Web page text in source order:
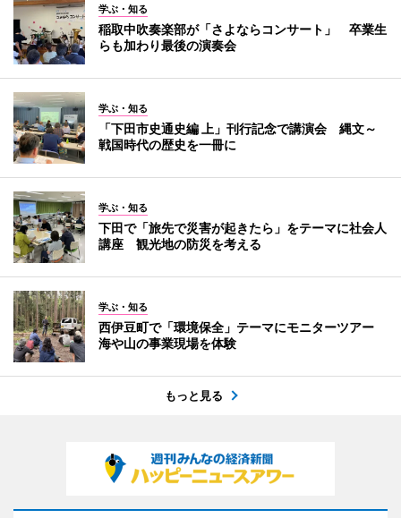
学ぶ・知る
稲取中吹奏楽部が「さよならコンサート」 卒業生
らも加わり最後の演奏会
学ぶ・知る
「下田市史通史編 上」刊行記念で講演会 縄文～
戦国時代の歴史を一冊に
学ぶ・知る
下田で「旅先で災害が起きたら」をテーマに社会人
講座 観光地の防災を考える
学ぶ・知る
西伊豆町で「環境保全」テーマにモニターツアー
海や山の事業現場を体験
もっと見る